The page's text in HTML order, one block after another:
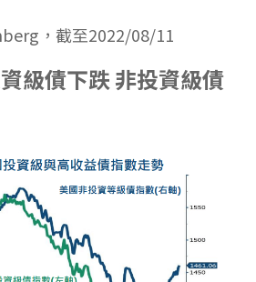
，截至2022/08/11
級債下跌 非投資級債